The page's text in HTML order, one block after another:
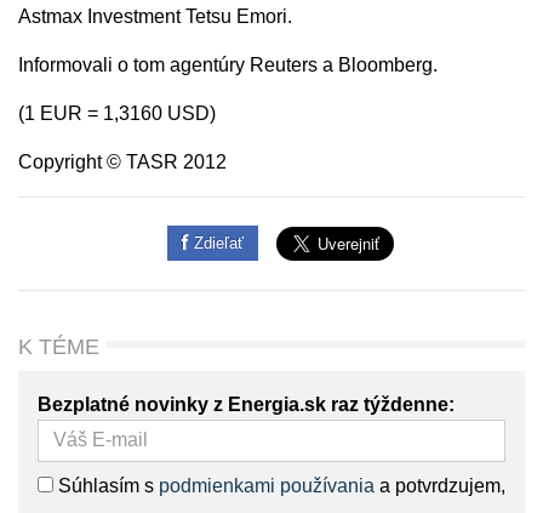
Astmax Investment Tetsu Emori.
Informovali o tom agentúry Reuters a Bloomberg.
(1 EUR = 1,3160 USD)
Copyright © TASR 2012
Zdieľať
K TÉME
Bezplatné novinky z Energia.sk raz týždenne:
Súhlasím s podmienkami používania a potvrdzujem,